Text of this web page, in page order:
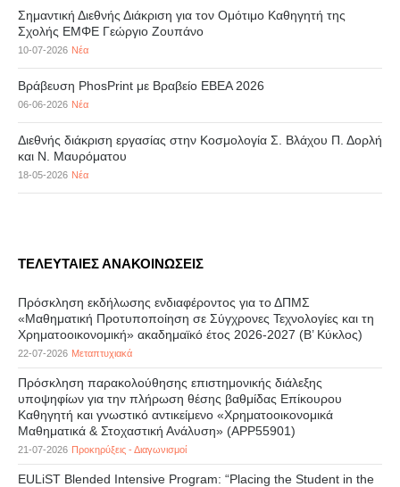
Σημαντική Διεθνής Διάκριση για τον Ομότιμο Καθηγητή της
Σχολής ΕΜΦΕ Γεώργιο Ζουπάνο
10-07-2026 Νέα
Βράβευση PhosPrint με Βραβείο ΕΒΕΑ 2026
06-06-2026 Νέα
Διεθνής διάκριση εργασίας στην Κοσμολογία Σ. Βλάχου Π. Δορλή
και Ν. Μαυρόματου
18-05-2026 Νέα
ΤΕΛΕΥΤΑΙΕΣ ΑΝΑΚΟΙΝΩΣΕΙΣ
Πρόσκληση εκδήλωσης ενδιαφέροντος για το ΔΠΜΣ
«Μαθηματική Προτυποποίηση σε Σύγχρονες Τεχνολογίες και τη
Χρηματοοικονομική» ακαδημαϊκό έτος 2026-2027 (B’ Kύκλος)
22-07-2026 Μεταπτυχιακά
Πρόσκληση παρακολούθησης επιστημονικής διάλεξης
υποψηφίων για την πλήρωση θέσης βαθμίδας Επίκουρου
Καθηγητή και γνωστικό αντικείμενο «Χρηματοοικονομικά
Μαθηματικά & Στοχαστική Ανάλυση» (APP55901)
21-07-2026 Προκηρύξεις - Διαγωνισμοί
EULiST Blended Intensive Program: “Placing the Student in the